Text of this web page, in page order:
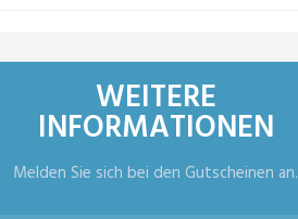
WEITERE
INFORMATIONEN
Melden Sie sich bei den Gutscheinen an.